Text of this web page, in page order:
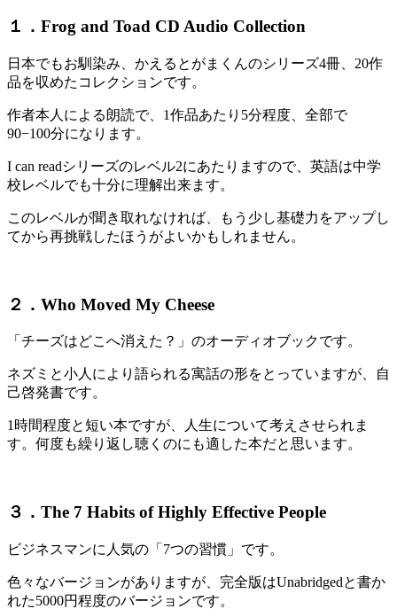
１．Frog and Toad CD Audio Collection
日本でもお馴染み、かえるとがまくんのシリーズ4冊、20作
品を収めたコレクションです。
作者本人による朗読で、1作品あたり5分程度、全部で
90−100分になります。
I can readシリーズのレベル2にあたりますので、英語は中学
校レベルでも十分に理解出来ます。
このレベルが聞き取れなければ、もう少し基礎力をアップし
てから再挑戦したほうがよいかもしれません。
２．Who Moved My Cheese
「チーズはどこへ消えた？」のオーディオブックです。
ネズミと小人により語られる寓話の形をとっていますが、自
己啓発書です。
1時間程度と短い本ですが、人生について考えさせられま
す。何度も繰り返し聴くのにも適した本だと思います。
３．The 7 Habits of Highly Effective People
ビジネスマンに人気の「7つの習慣」です。
色々なバージョンがありますが、完全版はUnabridgedと書か
れた5000円程度のバージョンです。